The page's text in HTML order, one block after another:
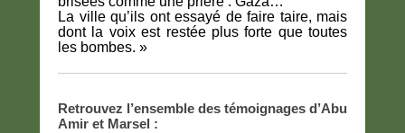
La ville qu’ils ont essayé de faire taire, mais
dont la voix est restée plus forte que toutes
les bombes. »
Retrouvez l’ensemble des témoignages d’Abu
Amir et Marsel :